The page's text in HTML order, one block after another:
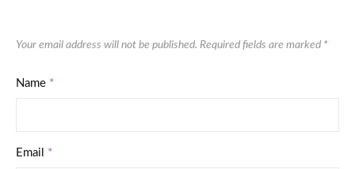
Your email address will not be published. Required fields are marked *
Name *
Email *